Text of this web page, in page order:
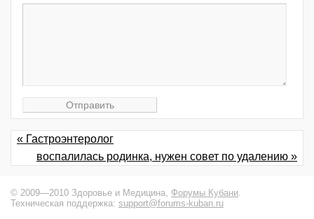
« Гастроэнтеролог
воспалилась родинка, нужен совет по удалению »
© 2009—2010 Здоровье и Медицина, Форумы Кубани
Техническая поддержка: support@forums-kuban.ru